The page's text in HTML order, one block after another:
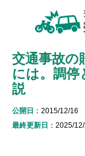
交通事故の
には。調停
説
公開日 ：2015/12/16
最終更新日 ：2025/
被害者のため
被害者になっ
適用できる保